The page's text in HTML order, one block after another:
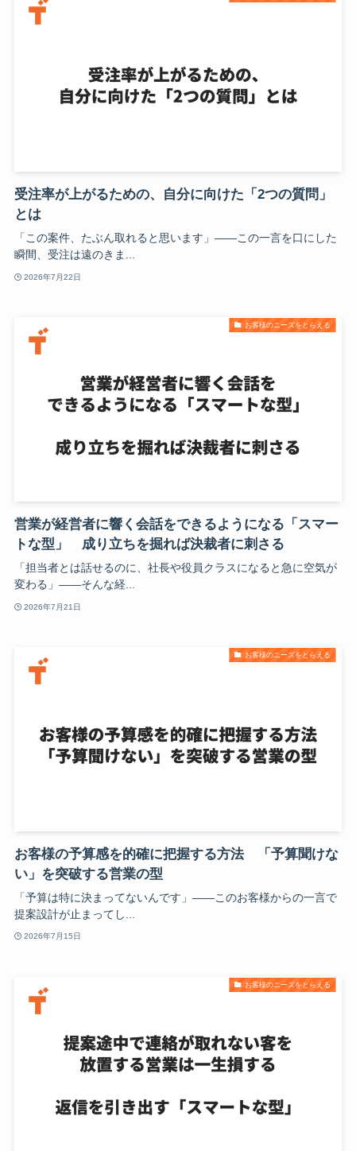
受注率が上がるための、自分に向けた「2つの質問」
とは
「この案件、たぶん取れると思います」——この一言を口にした
瞬間、受注は遠のきま...
2026年7月22日
お客様のニーズをとらえる
営業が経営者に響く会話をできるようになる「スマー
トな型」 成り立ちを掘れば決裁者に刺さる
「担当者とは話せるのに、社長や役員クラスになると急に空気が
変わる」——そんな経...
2026年7月21日
お客様のニーズをとらえる
お客様の予算感を的確に把握する方法 「予算聞けな
い」を突破する営業の型
「予算は特に決まってないんです」——このお客様からの一言で
提案設計が止まってし...
2026年7月15日
お客様のニーズをとらえる